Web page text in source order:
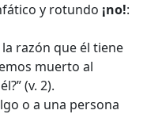
y rotundo ¡no!:
razón que él tiene
muerto al
(v. 2).
o a una persona